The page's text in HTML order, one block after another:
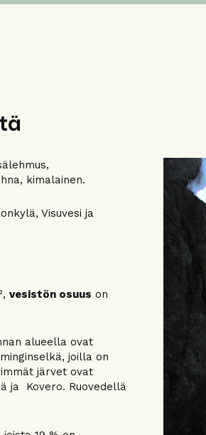
kimalainen.
Visuvesi ja
vesistön osuus on
alueella ovat
joilla on
järvet ovat
ja Kovero. Ruovedellä